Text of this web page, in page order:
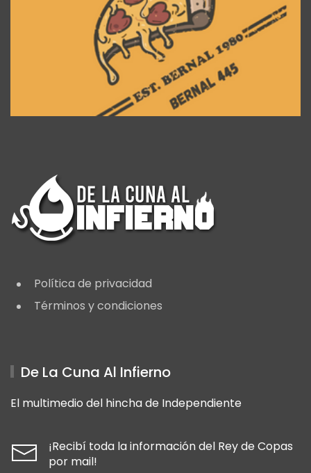
Política de privacidad
Términos y condiciones
De La Cuna Al Infierno
El multimedio del hincha de Independiente
¡Recibí toda la información del Rey de Copas
por mail!